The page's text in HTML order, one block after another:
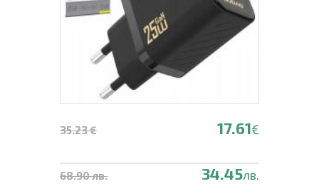
35.23 € 17.61€
68.90 лв. 34.45лв.